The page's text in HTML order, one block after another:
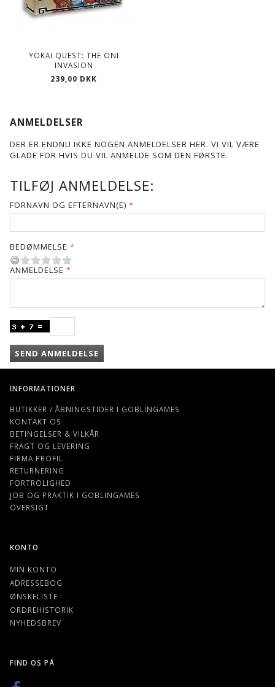
YOKAI QUEST: THE ONI
INVASION
239,00 DKK
ANMELDELSER
DER ER ENDNU IKKE NOGEN ANMELDELSER HER. VI VIL VÆRE
GLADE FOR HVIS DU VIL ANMELDE SOM DEN FØRSTE.
TILFØJ ANMELDELSE:
FORNAVN OG EFTERNAVN(E)
BEDØMMELSE
ANMELDELSE
SEND ANMELDELSE
INFORMATIONER
BUTIKKER / ÅBNINGSTIDER I GOBLINGAMES
KONTAKT OS
BETINGELSER & VILKÅR
FRAGT OG LEVERING
FIRMA PROFIL
RETURNERING
FORTROLIGHED
JOB OG PRAKTIK I GOBLINGAMES
OVERSIGT
KONTO
MIN KONTO
ADRESSEBOG
ØNSKELISTE
ORDREHISTORIK
NYHEDSBREV
FIND OS PÅ